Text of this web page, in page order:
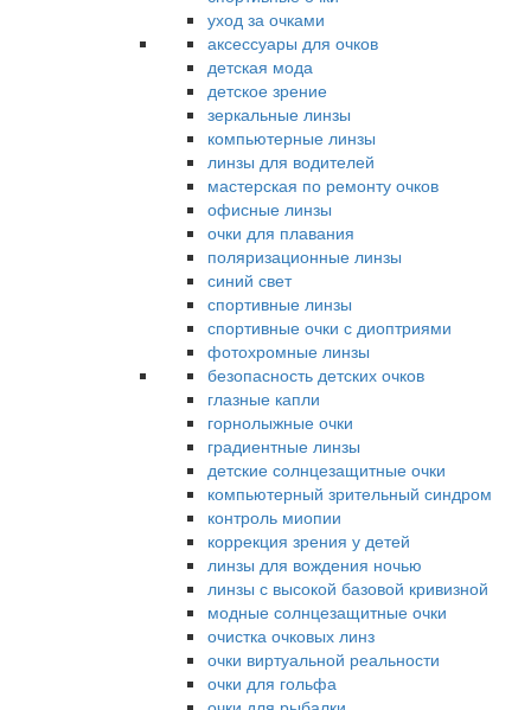
уход за очками
аксессуары для очков
детская мода
детское зрение
зеркальные линзы
компьютерные линзы
линзы для водителей
мастерская по ремонту очков
офисные линзы
очки для плавания
поляризационные линзы
синий свет
спортивные линзы
спортивные очки с диоптриями
фотохромные линзы
безопасность детских очков
глазные капли
горнолыжные очки
градиентные линзы
детские солнцезащитные очки
компьютерный зрительный синдром
контроль миопии
коррекция зрения у детей
линзы для вождения ночью
линзы с высокой базовой кривизной
модные солнцезащитные очки
очистка очковых линз
очки виртуальной реальности
очки для гольфа